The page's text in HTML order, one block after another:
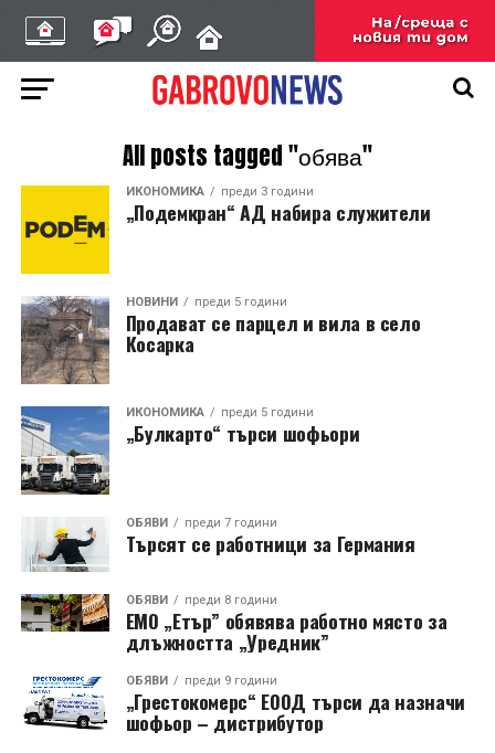
All posts tagged "обява"
ИКОНОМИКА преди 3 години
„Подемкран“ АД набира служители
НОВИНИ преди 5 години
Продават се парцел и вила в село
Косарка
ИКОНОМИКА преди 5 години
„Булкарто“ търси шофьори
ОБЯВИ преди 7 години
Търсят се работници за Германия
ОБЯВИ преди 8 години
ЕМО „Етър” обявява работно място за
длъжността „Уредник”
ОБЯВИ преди 9 години
„Грестокомерс“ ЕООД търси да назначи
шофьор – дистрибутор